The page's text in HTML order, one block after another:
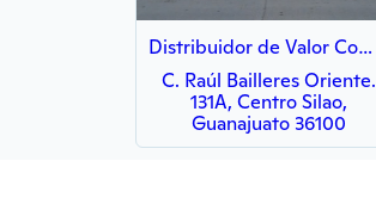
Distribuidor de Valor Comercial DVC
C. Raúl Bailleres Oriente.
131A, Centro Silao,
Guanajuato 36100